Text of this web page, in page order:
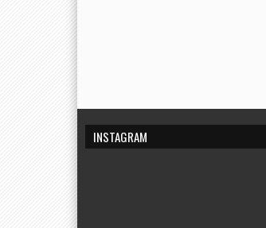
INSTAGRAM